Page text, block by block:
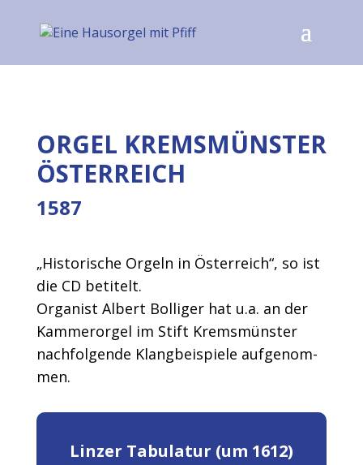
ORGEL KREMSMÜNSTER
ÖSTERREICH
1587
„His­torische Orgeln in Öster­re­ich“, so ist
die CD betitelt.
Organ­ist Albert Bol­liger hat u.a. an der
Kam­merorgel im Stift Kremsmün­ster
nach­fol­gende Klang­beispiele aufgenom­
men.
Linzer Tabulatur (um 1612)